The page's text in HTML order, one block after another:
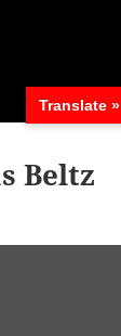
Beltz
Translate »